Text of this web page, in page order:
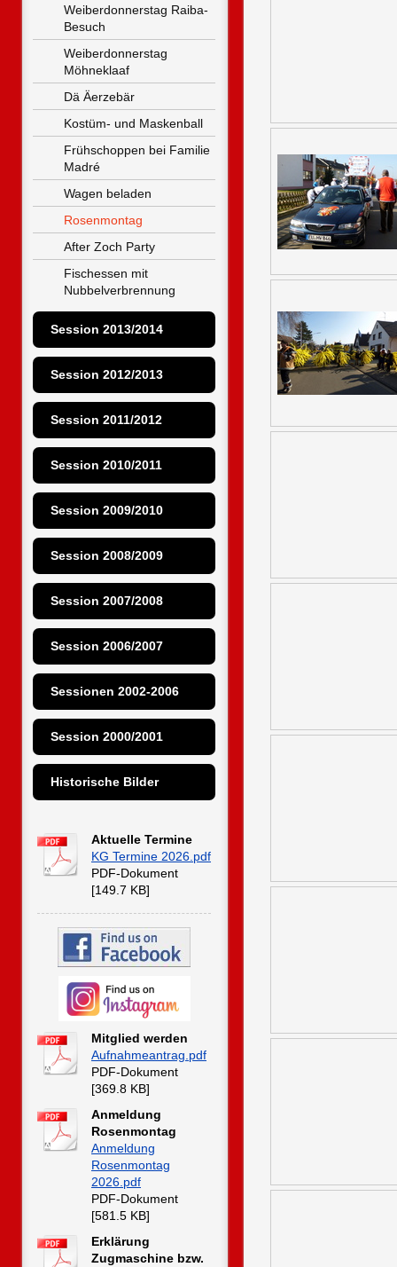
Weiberdonnerstag Raiba-
Besuch
Weiberdonnerstag
Möhneklaaf
Dä Äerzebär
Kostüm- und Maskenball
Frühschoppen bei Familie
Madré
Wagen beladen
Rosenmontag
After Zoch Party
Fischessen mit
Nubbelverbrennung
Session 2013/2014
Session 2012/2013
Session 2011/2012
Session 2010/2011
Session 2009/2010
Session 2008/2009
Session 2007/2008
Session 2006/2007
Sessionen 2002-2006
Session 2000/2001
Historische Bilder
Aktuelle Termine
KG Termine 2026.pdf
PDF-Dokument
[149.7 KB]
Mitglied werden
Aufnahmeantrag.pdf
PDF-Dokument
[369.8 KB]
Anmeldung
Rosenmontag
Anmeldung
Rosenmontag
2026.pdf
PDF-Dokument
[581.5 KB]
Erklärung
Zugmaschine bzw.